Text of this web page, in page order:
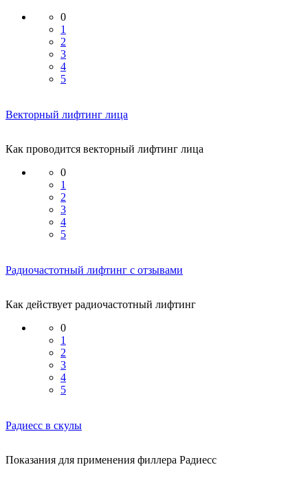
0
1
2
3
4
5
Векторный лифтинг лица
Как проводится векторный лифтинг лица
0
1
2
3
4
5
Радиочастотный лифтинг с отзывами
Как действует радиочастотный лифтинг
0
1
2
3
4
5
Радиесс в скулы
Показания для применения филлера Радиесс